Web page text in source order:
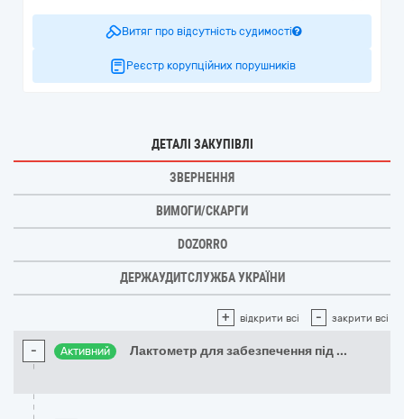
Витяг про відсутність судимості
Реєстр корупційних порушників
ДЕТАЛІ ЗАКУПІВЛІ
ЗВЕРНЕННЯ
ВИМОГИ/СКАРГИ
DOZORRO
ДЕРЖАУДИТСЛУЖБА УКРАЇНИ
+ відкрити всі - закрити всі
- Активний Лактометр для забезпечення під ...